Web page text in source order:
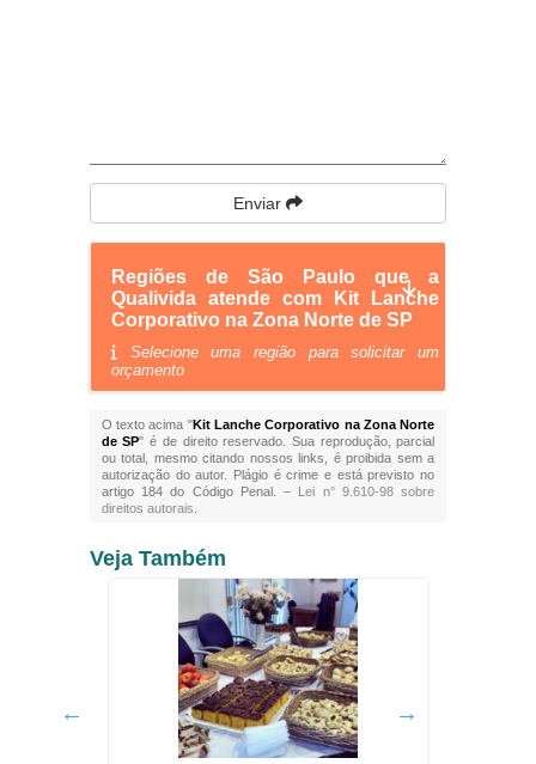
Enviar
Regiões de São Paulo que a
Qualivida atende com Kit Lanche
Corporativo na Zona Norte de SP
Selecione uma região para solicitar um
orçamento
O texto acima "Kit Lanche Corporativo na Zona Norte
de SP" é de direito reservado. Sua reprodução, parcial
ou total, mesmo citando nossos links, é proibida sem a
autorização do autor. Plágio é crime e está previsto no
artigo 184 do Código Penal. – Lei n° 9.610-98 sobre
direitos autorais
Veja Também